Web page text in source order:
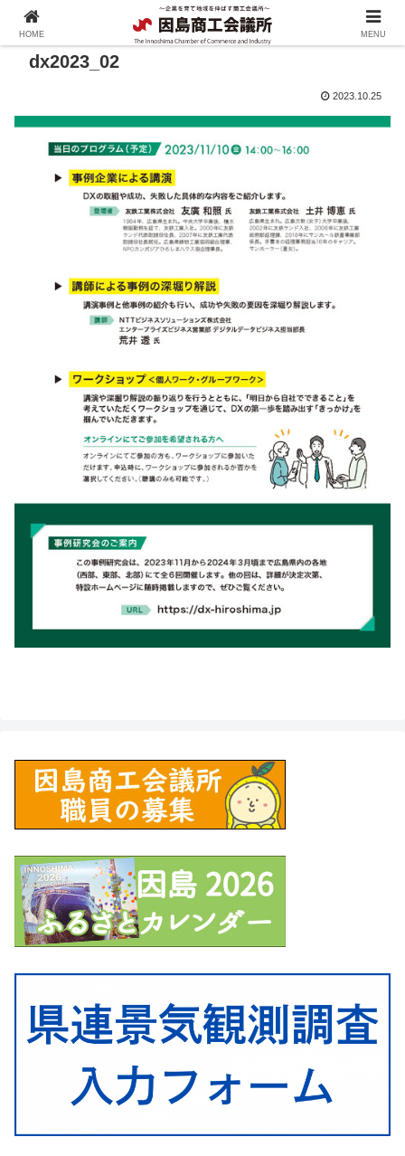
dx2023_02
2023.10.25
HOME MENU